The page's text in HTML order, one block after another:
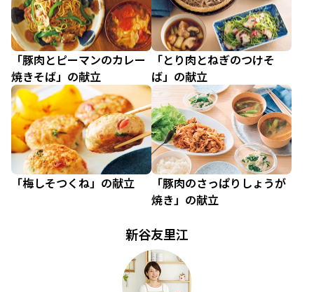
「豚肉とピーマンのカレー
焼きそば」の献立
「とり肉とねぎのつけそ
ば」の献立
「梅しそつくね」の献立
「豚肉のさっぱりしょうが
焼き」の献立
新谷友里江